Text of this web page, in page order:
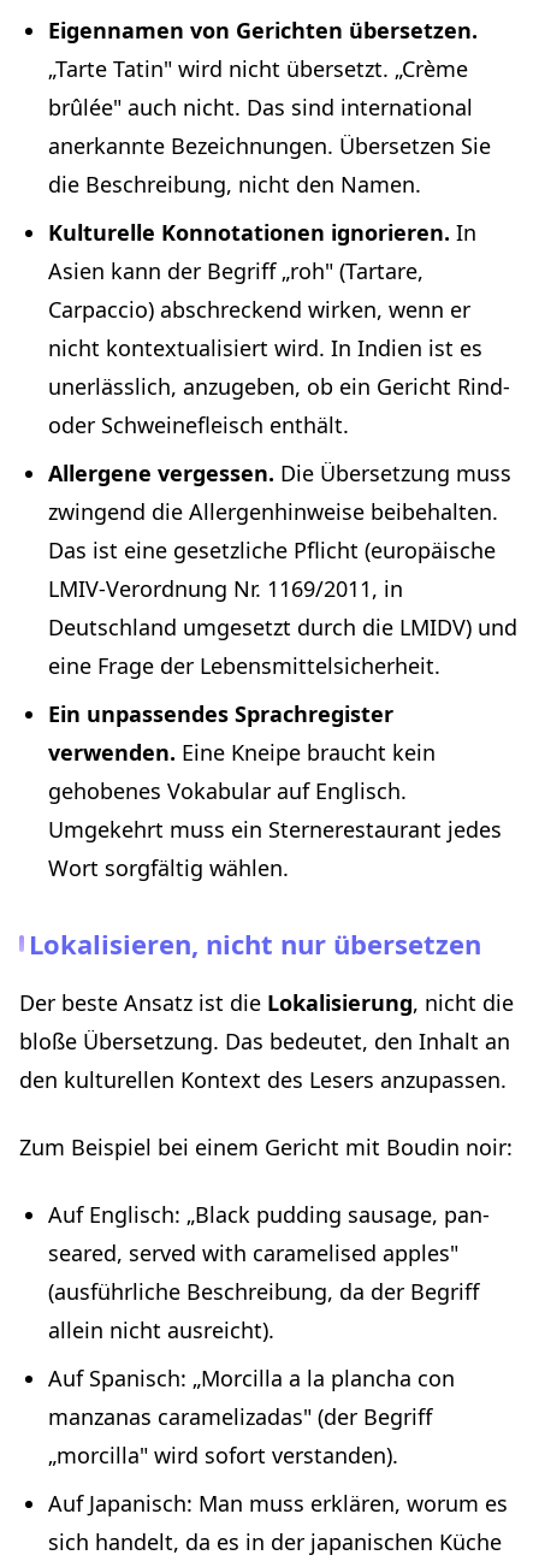
Eigennamen von Gerichten übersetzen.
„Tarte Tatin" wird nicht übersetzt. „Crème
brûlée" auch nicht. Das sind international
anerkannte Bezeichnungen. Übersetzen Sie
die Beschreibung, nicht den Namen.
Kulturelle Konnotationen ignorieren. In
Asien kann der Begriff „roh" (Tartare,
Carpaccio) abschreckend wirken, wenn er
nicht kontextualisiert wird. In Indien ist es
unerlässlich, anzugeben, ob ein Gericht Rind-
oder Schweinefleisch enthält.
Allergene vergessen. Die Übersetzung muss
zwingend die Allergenhinweise beibehalten.
Das ist eine gesetzliche Pflicht (europäische
LMIV-Verordnung Nr. 1169/2011, in
Deutschland umgesetzt durch die LMIDV) und
eine Frage der Lebensmittelsicherheit.
Ein unpassendes Sprachregister
verwenden. Eine Kneipe braucht kein
gehobenes Vokabular auf Englisch.
Umgekehrt muss ein Sternerestaurant jedes
Wort sorgfältig wählen.
Lokalisieren, nicht nur übersetzen
Der beste Ansatz ist die Lokalisierung, nicht die
bloße Übersetzung. Das bedeutet, den Inhalt an
den kulturellen Kontext des Lesers anzupassen.
Zum Beispiel bei einem Gericht mit Boudin noir:
Auf Englisch: „Black pudding sausage, pan-
seared, served with caramelised apples"
(ausführliche Beschreibung, da der Begriff
allein nicht ausreicht).
Auf Spanisch: „Morcilla a la plancha con
manzanas caramelizadas" (der Begriff
„morcilla" wird sofort verstanden).
Auf Japanisch: Man muss erklären, worum es
sich handelt, da es in der japanischen Küche